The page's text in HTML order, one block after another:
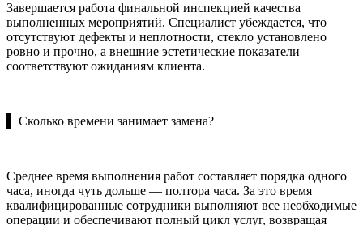
Завершается работа финальной инспекцией качества
выполненных мероприятий. Специалист убеждается, что
отсутствуют дефекты и неплотности, стекло установлено
ровно и прочно, а внешние эстетические показатели
соответствуют ожиданиям клиента.
▌ Сколько времени занимает замена?
Среднее время выполнения работ составляет порядка одного
часа, иногда чуть дольше — полтора часа. За это время
квалифицированные сотрудники выполняют все необходимые
операции и обеспечивают полный цикл услуг, возвращая